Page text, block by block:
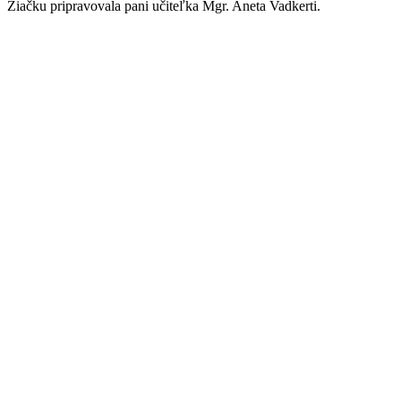
Žiačku pripravovala pani učiteľka Mgr. Aneta Vadkerti.